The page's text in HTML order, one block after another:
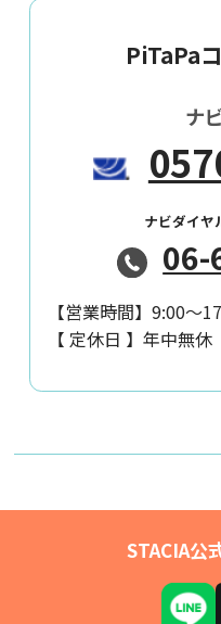
PiTaPa
ナ
ナビダイヤ
06-
【営業時間】 9:00～
【 定休日 】 年中無休
STACIA公